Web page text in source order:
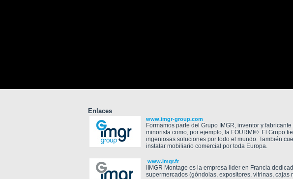
Enlaces
www.imgr-group.com
Formamos parte del Grupo IMGR, inventor y
minorista como, por ejemplo, la FOURMI®. El Grupo
ingeniosas soluciones por todo el mundo. También
instalar mobiliario comercial por toda Europa.
www.imgr.fr
IIMGR Montage es la empresa líder en Francia
supermercados (góndolas, expositores, vitrinas, cajas